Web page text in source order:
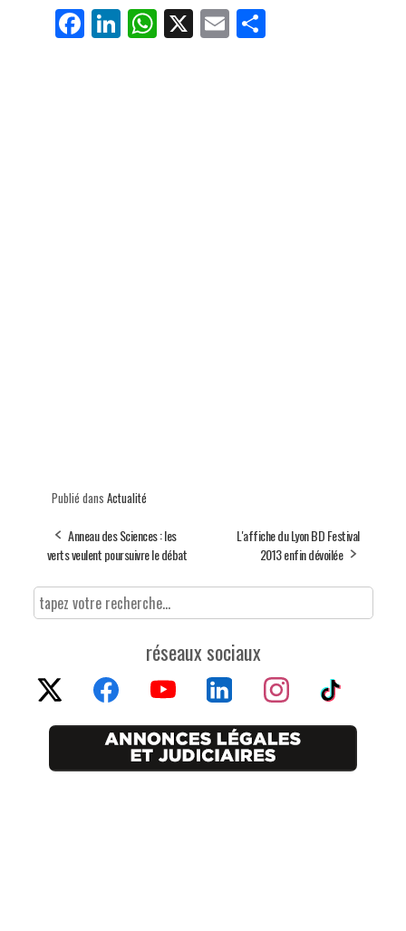
Fa
ce
Li
nk
W
ha
X E
m
Pa
rt
Publié dans Actualité
Anneau des Sciences : les
verts veulent poursuivre le débat
L'affiche du Lyon BD Festival
2013 enfin dévoilée
réseaux sociaux